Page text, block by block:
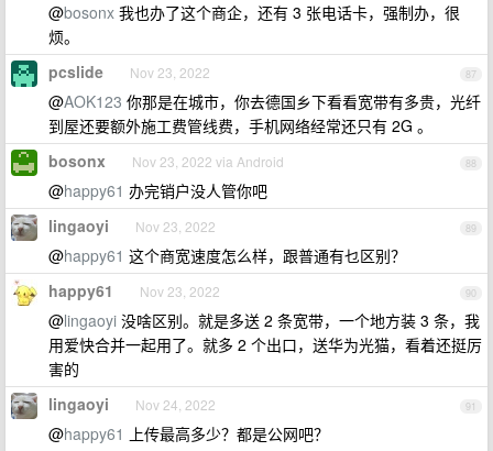
@bosonx 我也办了这个商企，还有 3 张电话卡，强制办，很
烦。
87
pcslide Nov 23, 2022
@AOK123 你那是在城市，你去德国乡下看看宽带有多贵，光纤
到屋还要额外施工费管线费，手机网络经常还只有 2G 。
88
bosonx Nov 23, 2022 via Android
@happy61 办完销户没人管你吧
89
lingaoyi Nov 23, 2022
@happy61 这个商宽速度怎么样，跟普通有乜区别？
90
happy61 Nov 23, 2022
@lingaoyi 没啥区别。就是多送 2 条宽带，一个地方装 3 条，我
用爱快合并一起用了。就多 2 个出口，送华为光猫，看着还挺厉
害的
91
lingaoyi Nov 24, 2022
@happy61 上传最高多少？都是公网吧？